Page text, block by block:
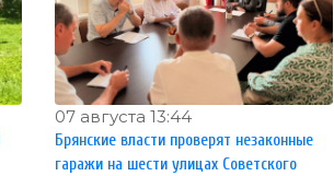
07 августа 13:44
Брянские власти проверят незаконные
гаражи на шести улицах Советского